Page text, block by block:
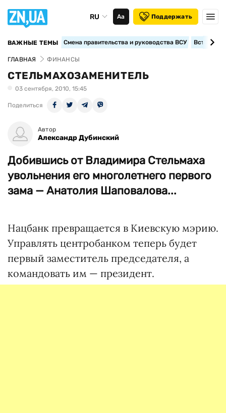
RU Аа Поддержать
ВАЖНЫЕ ТЕМЫ Смена правительства и руководства ВСУ
ГЛАВНАЯ ФИНАНСЫ
СТЕЛЬМАХОЗАМЕНИТЕЛЬ
03 сентября, 2010, 15:45
Поделиться
Автор
Александр Дубинский
Добившись от Владимира Стельмаха
увольнения его многолетнего первого
зама — Анатолия Шаповалова...
Нацбанк превращается в Киевскую мэрию.
Управлять центробанком теперь будет
первый заместитель председателя, а
командовать им — президент.